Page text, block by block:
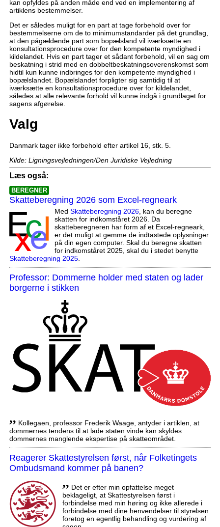
kan opfyldes på anden måde end ved en implementering af
artiklens bestemmelser.
Det er således muligt for en part at tage forbehold over for
bestemmelserne om de to minimumstandarder på det grundlag,
at den pågældende part som bopælsland vil iværksætte en
konsultationsprocedure over for den kompetente myndighed i
kildelandet. Hvis en part tager et sådant forbehold, vil en sag om
beskatning i strid med en dobbeltbeskatningsoverenskomst som
hidtil kun kunne indbringes for den kompetente myndighed i
bopælslandet. Bopælslandet forpligter sig samtidig til at
iværksætte en konsultationsprocedure over for kildelandet,
således at alle relevante forhold vil kunne indgå i grundlaget for
sagens afgørelse.
Valg
Danmark tager ikke forbehold efter artikel 16, stk. 5.
Kilde: Ligningsvejledningen/Den Juridiske Vejledning
Læs også:
BEREGNER
Skatteberegning 2026 som Excel-regneark
Med Skatteberegning 2026, kan du beregne
skatten for indkomståret 2026. Da
skatteberegneren har form af et Excel-regneark,
er det muligt at gemme de indtastede oplysninger
på din egen computer. Skal du beregne skatten
for indkomståret 2025, skal du i stedet benytte
Skatteberegning 2025.
Professor: Dommerne holder med staten og lader
borgerne i stikken
,, Kollegaen, professor Frederik Waage, antyder i artiklen, at
dommernes tendens til at lade staten vinde kan skyldes
dommernes manglende ekspertise på skatteområdet.
Reagerer Skattestyrelsen først, når Folketingets
Ombudsmand kommer på banen?
,, Det er efter min opfattelse meget
beklageligt, at Skattestyrelsen først i
forbindelse med min høring og ikke allerede i
forbindelse med dine henvendelser til styrelsen
foretog en egentlig behandling og vurdering af